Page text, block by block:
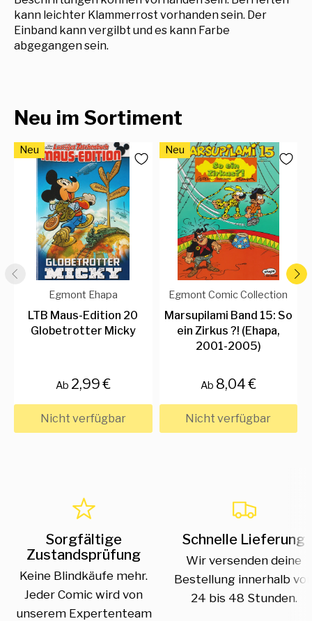
kann leichter Klammerrost vorhanden sein. Der
Einband kann vergilbt und es kann Farbe
abgegangen sein.
Neu im Sortiment
Neu
Egmont Ehapa
LTB Maus-Edition 20
Globetrotter Micky
Ab 2,99 €
Nicht verfügbar
Neu
Egmont Comic Collection
Marsupilami Band 15: So
ein Zirkus ?! (Ehapa,
2001-2005)
Ab 8,04 €
Nicht verfügbar
Sorgfältige
Zustandsprüfung
Keine Blindkäufe mehr.
Jeder Comic wird von
unserem Expertenteam
Schnelle Lieferung
Wir versenden deine
Bestellung innerhalb
24 bis 48 Stunden.